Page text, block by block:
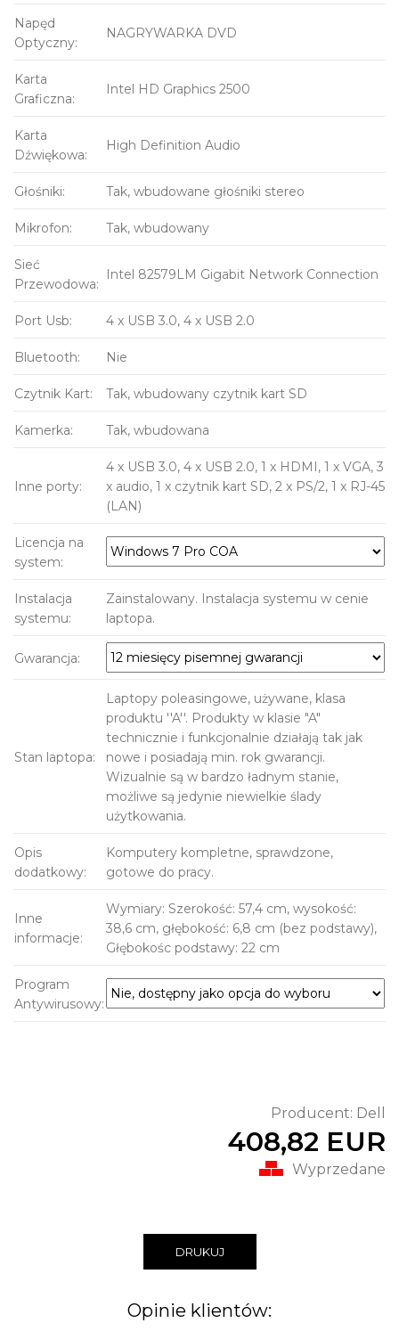
Napęd
Optyczny:
NAGRYWARKA DVD
Karta
Graficzna:
Intel HD Graphics 2500
Karta
Dźwiękowa:
High Definition Audio
Głośniki: Tak, wbudowane głośniki stereo
Mikrofon: Tak, wbudowany
Sieć
Przewodowa:
Intel 82579LM Gigabit Network Connection
Port Usb: 4 x USB 3.0, 4 x USB 2.0
Bluetooth: Nie
Czytnik Kart: Tak, wbudowany czytnik kart SD
Kamerka: Tak, wbudowana
Inne porty:
4 x USB 3.0, 4 x USB 2.0, 1 x HDMI, 1 x VGA, 3
x audio, 1 x czytnik kart SD, 2 x PS/2, 1 x RJ-45
(LAN)
Licencja na
system:
Instalacja
systemu:
Zainstalowany. Instalacja systemu w cenie
laptopa.
Gwarancja:
Stan laptopa:
Laptopy poleasingowe, używane, klasa
produktu ''A''. Produkty w klasie "A"
technicznie i funkcjonalnie działają tak jak
nowe i posiadają min. rok gwarancji.
Wizualnie są w bardzo ładnym stanie,
możliwe są jedynie niewielkie ślady
użytkowania.
Opis
dodatkowy:
Komputery kompletne, sprawdzone,
gotowe do pracy.
Inne
informacje:
Wymiary: Szerokość: 57,4 cm, wysokość:
38,6 cm, głębokość: 6,8 cm (bez podstawy),
Głębokośc podstawy: 22 cm
Program
Antywirusowy:
Producent: Dell
408,82 EUR
Wyprzedane
DRUKUJ
Opinie klientów: